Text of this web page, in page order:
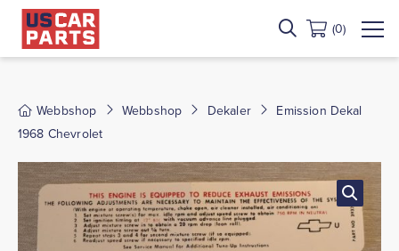
(0)
Webbshop Webbshop Dekaler
Emission Dekal
1968 Chevrolet